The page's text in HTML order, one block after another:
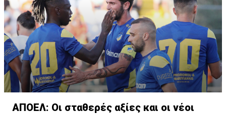
ΑΠΟΕΛ: Οι σταθερές αξίες και οι νέοι